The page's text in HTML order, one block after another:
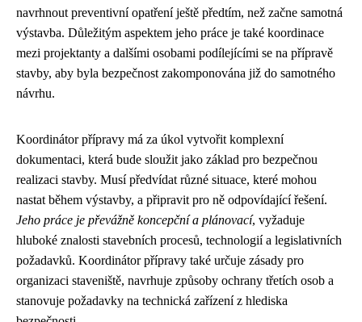
navrhnout preventivní opatření ještě předtím, než začne samotná
výstavba. Důležitým aspektem jeho práce je také koordinace
mezi projektanty a dalšími osobami podílejícími se na přípravě
stavby, aby byla bezpečnost zakomponována již do samotného
návrhu.
Koordinátor přípravy má za úkol vytvořit komplexní
dokumentaci, která bude sloužit jako základ pro bezpečnou
realizaci stavby. Musí předvídat různé situace, které mohou
nastat během výstavby, a připravit pro ně odpovídající řešení.
Jeho práce je převážně koncepční a plánovací, vyžaduje
hluboké znalosti stavebních procesů, technologií a legislativních
požadavků. Koordinátor přípravy také určuje zásady pro
organizaci staveniště, navrhuje způsoby ochrany třetích osob a
stanovuje požadavky na technická zařízení z hlediska